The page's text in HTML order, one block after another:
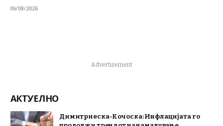
06/08/2026
Advertisement
АКТУЕЛНО
Димитриеска-Кочоска: Инфлацијата го